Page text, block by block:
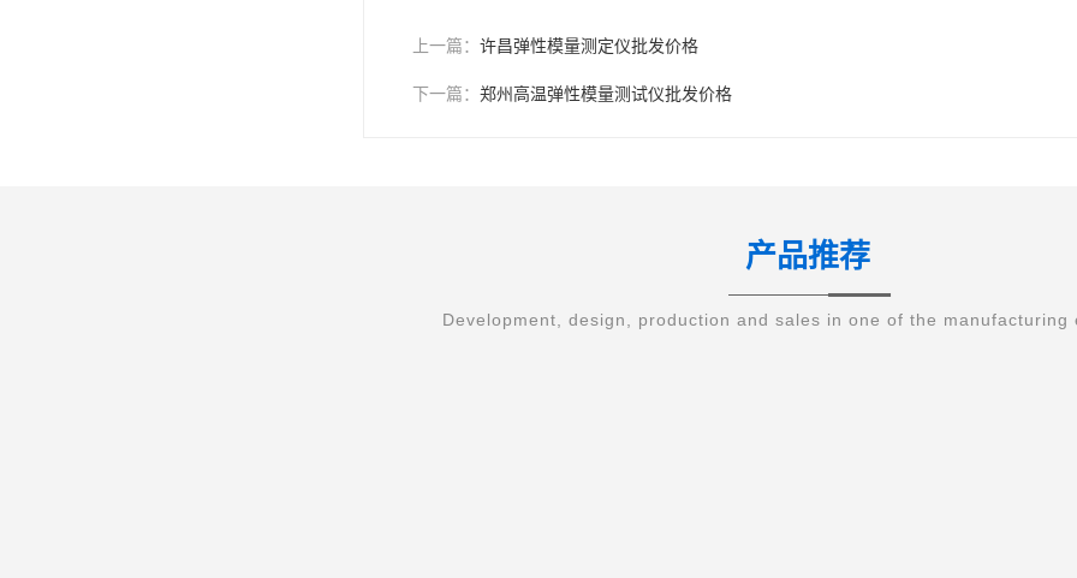
上一篇： 许昌弹性模量测定仪批发价格
下一篇： 郑州高温弹性模量测试仪批发价格
产品推荐
Development, design, production and sales in one of the manufacturing